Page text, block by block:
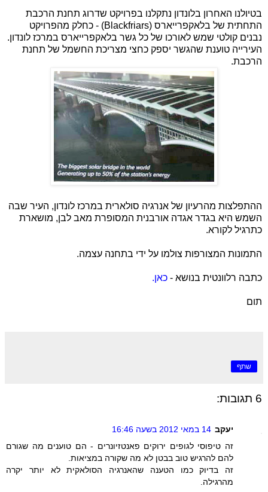
בטיולנו האחרון בלונדון נתקלנו בפרויקט שדרוג תחנת הרכבת
התחתית של בלאקפרייארס (Blackfriars) - כחלק מהפרויקט
נבנים קולטי שמש לאורכו של כל גשר בלאקפרייארס במרכז לונדון.
העירייה טוענת שהגשר יספק כחצי מצריכת החשמל של תחנת
הרכבת.
ההתפלצות מהרעיון של אנרגיה סולארית במרכז לונדון, העיר שבה
השמש היא בגדר אגדה אורבנית המסופרת מאב לבן, מושארת
כתרגיל לקורא.
התמונות המצורפות צולמו על ידי בתחנה עצמה.
כתבה רלוונטית בנושא - כאן.
תום
שתף
6 תגובות:
יעקב 14 במאי 2012 בשעה 16:46
זה טיפוסי לגופים ירוקים פאנטזיונרים - הם טוענים מה שגורם
להם להרגיש טוב בבטן לא מה שקורה במציאות.
זה בדיוק כמו הטענה שהאנרגיה הסולאקית לא יותר יקרה
מהרגילה.